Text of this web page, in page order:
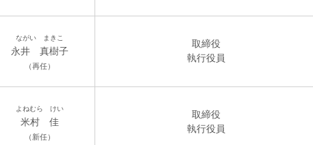
ながい まきこ
永井 真樹子
（再任）
取締役
執行役員
よねむら けい
米村 佳
（新任）
取締役
執行役員